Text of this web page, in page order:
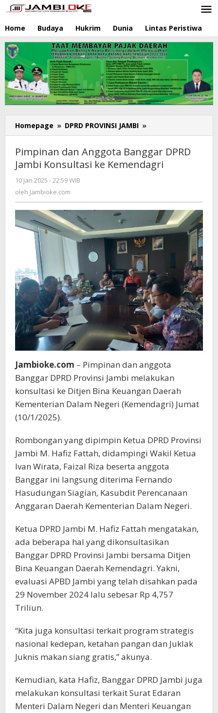
Lewati
ke
konten
Home Budaya Hukrim Dunia Lintas Peristiwa
Homepage » DPRD PROVINSI JAMBI »
dan
Banggar
DPRD
Pimpinan dan Anggota Banggar DPRD
Jambi Konsultasi ke Kemendagri
10 Jan 2025 - 22:59 WIB
oleh Jambioke.com
Jambioke.com – Pimpinan dan anggota
Banggar DPRD Provinsi Jambi melakukan
konsultasi ke Ditjen Bina Keuangan Daerah
Kementerian Dalam Negeri (Kemendagri) Jumat
(10/1/2025).
Rombongan yang dipimpin Ketua DPRD Provinsi
Jambi M. Hafiz Fattah, didampingi Wakil Ketua
Ivan Wirata, Faizal Riza beserta anggota
Banggar ini langsung diterima Fernando
Hasudungan Siagian, Kasubdit Perencanaan
Anggaran Daerah Kementerian Dalam Negeri.
Ketua DPRD Jambi M. Hafiz Fattah mengatakan,
ada beberapa hal yang dikonsultasikan
Banggar DPRD Provinsi Jambi bersama Ditjen
Bina Keuangan Daerah Kemendagri. Yakni,
evaluasi APBD Jambi yang telah disahkan pada
29 November 2024 lalu sebesar Rp 4,757
Triliun.
“Kita juga konsultasi terkait program strategis
nasional kedepan, ketahan pangan dan Juklak
Juknis makan siang gratis,” akunya.
Kemudian, kata Hafiz, Banggar DPRD Jambi juga
melakukan konsultasi terkait Surat Edaran
Menteri Dalam Negeri dan Menteri Keuangan